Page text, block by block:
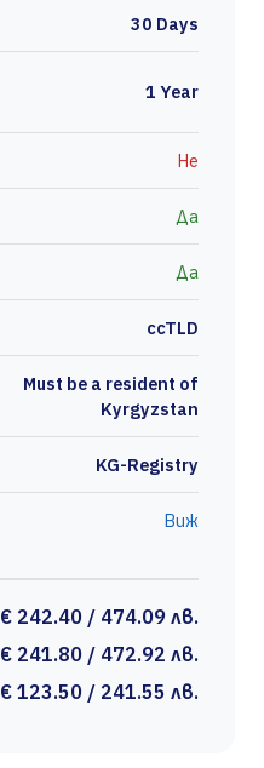
30 Days
1 Year
Не
Да
Да
ccTLD
Must be a resident of
Kyrgyzstan
KG-Registry
Виж
€ 242.40 / 474.09 лв.
€ 241.80 / 472.92 лв.
€ 123.50 / 241.55 лв.